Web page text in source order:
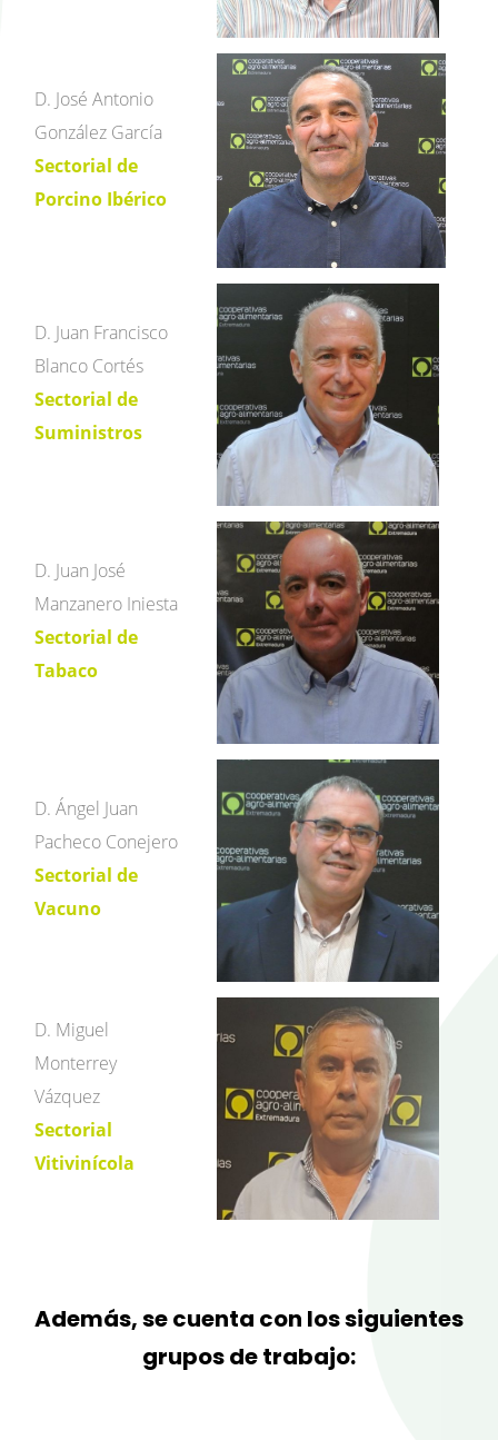
D. José Antonio
González García
Sectorial de
Porcino Ibérico
D. Juan Francisco
Blanco Cortés
Sectorial de
Suministros
D. Juan José
Manzanero Iniesta
Sectorial de
Tabaco
D. Ángel Juan
Pacheco Conejero
Sectorial de
Vacuno
D. Miguel
Monterrey
Vázquez
Sectorial
Vitivinícola
Además, se cuenta con los siguientes
grupos de trabajo: